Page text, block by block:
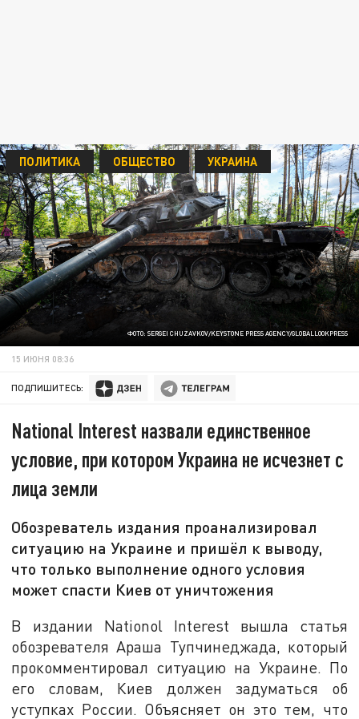
ФОТО: SERGEI CHUZAVKOV/KEYSTONE PRESS AGENCY/GLOBALLOOKPRESS
ПОЛИТИКА ОБЩЕСТВО УКРАИНА
15 ИЮНЯ 08:36
ПОДПИШИТЕСЬ:
National Interest назвали единственное
условие, при котором Украина не исчезнет с
лица земли
Обозреватель издания проанализировал
ситуацию на Украине и пришёл к выводу,
что только выполнение одного условия
может спасти Киев от уничтожения
В издании Nationol Interest вышла статья
обозревателя Араша Тупчинеджада, который
прокомментировал ситуацию на Украине. По
его словам, Киев должен задуматься об
уступках России. Объясняет он это тем, что